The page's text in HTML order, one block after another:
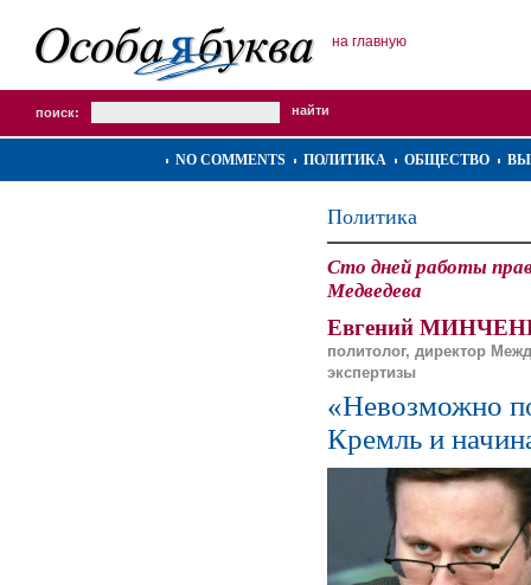
на главную
поиск:
NO COMMENTS ПОЛИТИКА ОБЩЕСТВО
Политика
Сто дней работы
Медведева
Евгений
политолог, директор
экспертизы
«Невозможно
Кремль и